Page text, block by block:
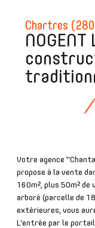
Chartres
Votre agence
propose à la vente
160m², plus 50m²
arboré (parcelle de
extérieures, vous
L'entrée par le